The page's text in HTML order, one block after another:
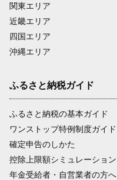
関東エリア
近畿エリア
四国エリア
沖縄エリア
ふるさと納税ガイド
ふるさと納税の基本ガイド
ワンストップ特例制度ガイド
確定申告のしかた
控除上限額シミュレーション
年金受給者・自営業者の方へ